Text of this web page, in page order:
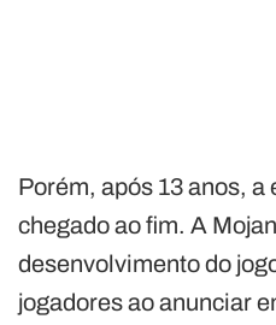
Porém, após 13 anos, a
chegado ao fim. A
desenvolvimento do
jogadores ao anunciar